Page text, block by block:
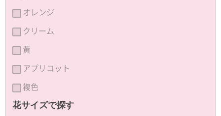
オレンジ
クリーム
黄
アプリコット
複色
花サイズで探す